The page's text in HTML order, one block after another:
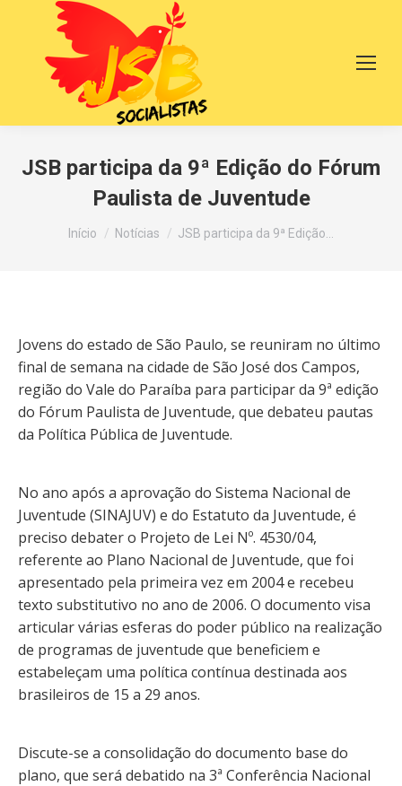
JSB participa da 9ª Edição do Fórum
Paulista de Juventude
Você está aqui:
Início Notícias JSB participa da 9ª Edição…
Jovens do estado de São Paulo, se reuniram no último
final de semana na cidade de São José dos Campos,
região do Vale do Paraíba para participar da 9ª edição
do Fórum Paulista de Juventude, que debateu pautas
da Política Pública de Juventude.
No ano após a aprovação do Sistema Nacional de
Juventude (SINAJUV) e do Estatuto da Juventude, é
preciso debater o Projeto de Lei Nº. 4530/04,
referente ao Plano Nacional de Juventude, que foi
apresentado pela primeira vez em 2004 e recebeu
texto substitutivo no ano de 2006. O documento visa
articular várias esferas do poder público na realização
de programas de juventude que beneficiem e
estabeleçam uma política contínua destinada aos
brasileiros de 15 a 29 anos.
Discute-se a consolidação do documento base do
plano, que será debatido na 3ª Conferência Nacional